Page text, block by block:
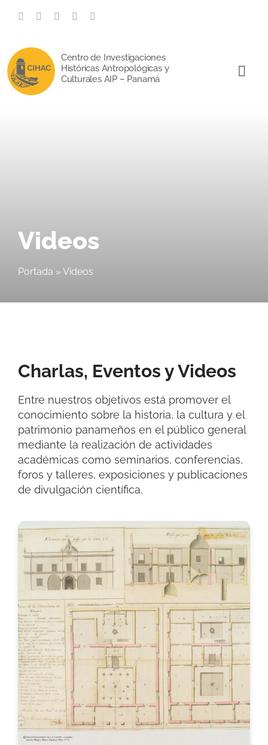
Centro de Investigaciones
Históricas Antropológicas y
Culturales AIP – Panamá
Videos
Portada » Videos
Charlas, Eventos y Videos
Entre nuestros objetivos está promover el
conocimiento sobre la historia, la cultura y el
patrimonio panameños en el público general
mediante la realización de actividades
académicas como seminarios, conferencias,
foros y talleres, exposiciones y publicaciones
de divulgación científica.